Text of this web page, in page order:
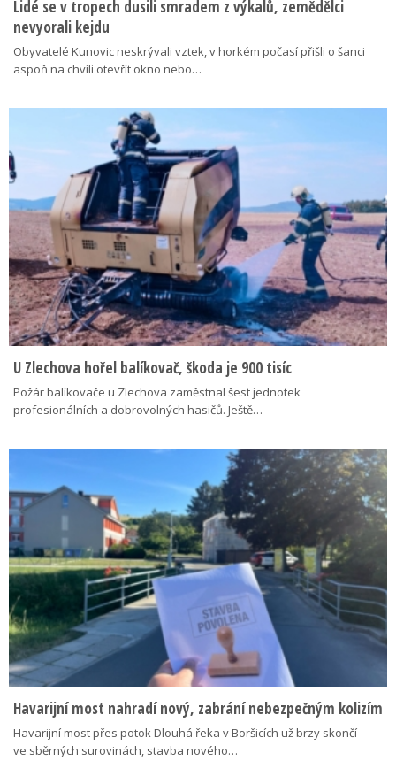
Lidé se v tropech dusili smradem z výkalů, zemědělci
nevyorali kejdu
Obyvatelé Kunovic neskrývali vztek, v horkém počasí přišli o šanci
aspoň na chvíli otevřít okno nebo…
U Zlechova hořel balíkovač, škoda je 900 tisíc
Požár balíkovače u Zlechova zaměstnal šest jednotek
profesionálních a dobrovolných hasičů. Ještě…
Havarijní most nahradí nový, zabrání nebezpečným kolizím
Havarijní most přes potok Dlouhá řeka v Boršicích už brzy skončí
ve sběrných surovinách, stavba nového…